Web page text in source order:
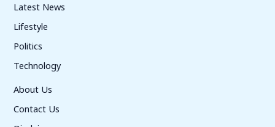
Latest News
Lifestyle
Politics
Technology
About Us
Contact Us